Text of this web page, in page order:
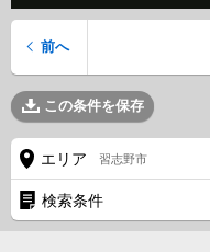
前へ
この条件を保存
エリア 習志野市
検索条件